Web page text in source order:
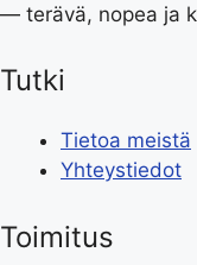
— terävä, nopea ja
Tutki
Tietoa meistä
Yhteystiedot
Toimitus